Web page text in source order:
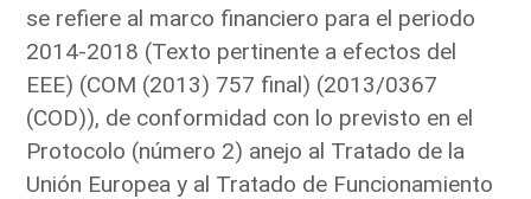
se refiere al marco financiero para el periodo
2014-2018 (Texto pertinente a efectos del
EEE) (COM (2013) 757 final) (2013/0367
(COD)), de conformidad con lo previsto en el
Protocolo (número 2) anejo al Tratado de la
Unión Europea y al Tratado de Funcionamiento